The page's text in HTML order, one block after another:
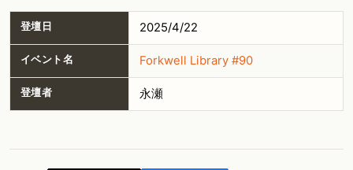
登壇日 2025/4/22
イベント名 Forkwell Library #90
登壇者 永瀬